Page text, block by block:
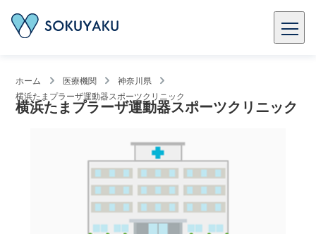
ホーム 医療機関
神奈川県
横浜たまプラーザ運動器スポーツクリニック
横浜たまプラーザ運動器スポーツクリニック